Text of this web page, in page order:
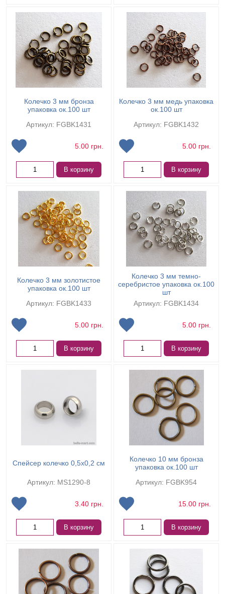
Колечко 3 мм бронза
упаковка ок.100 шт
Артикул: FGBK1431
5.00 грн.
В корзину
Колечко 3 мм медь упаковка
ок.100 шт
Артикул: FGBK1432
5.00 грн.
В корзину
Колечко 3 мм золотистое
упаковка ок.100 шт
Артикул: FGBK1433
5.00 грн.
В корзину
Колечко 3 мм темно-
серебристое упаковка ок.100
шт
Артикул: FGBK1434
5.00 грн.
В корзину
Спейсер колечко 0,5х0,2 см
Артикул: MS1290-8
3.40 грн.
В корзину
Колечко 10 мм бронза
упаковка ок.100 шт
Артикул: FGBK954
15.00 грн.
В корзину